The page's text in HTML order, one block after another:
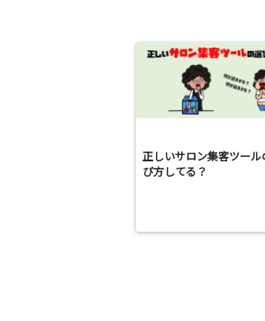
正しいサロン集客ツール
び方してる？